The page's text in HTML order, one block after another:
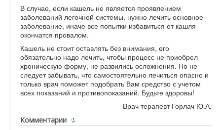
В случае, если кашель не является проявлением
заболеваний легочной системы, нужно лечить основное
заболевание, иначе все попытки избавиться от кашля
окончатся провалом.
Кашель не стоит оставлять без внимания, его
обязательно надо лечить, чтобы процесс не приобрел
хроническую форму, не развились осложнения. Но не
следует забывать, что самостоятельно лечиться опасно и
только врач поможет подобрать Вам средство с учетом
всех показаний и противопоказаний. Будьте здоровы!
Врач терапевт Горлач Ю.А.
Комментарии